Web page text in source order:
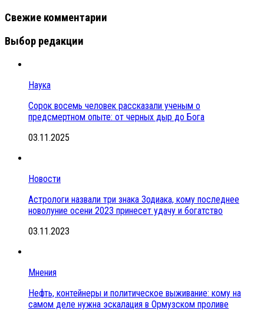
Свежие комментарии
Выбор редакции
Наука
Сорок восемь человек рассказали ученым о
предсмертном опыте: от черных дыр до Бога
03.11.2025
Новости
Астрологи назвали три знака Зодиака, кому последнее
новолуние осени 2023 принесет удачу и богатство
03.11.2023
Мнения
Нефть, контейнеры и политическое выживание: кому на
самом деле нужна эскалация в Ормузском проливе